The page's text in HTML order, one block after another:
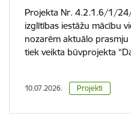
Projekta Nr. 4.2.1.6/1/
izglītības iestāžu mācību
nozarēm aktuālo prasmju
tiek veikta būvprojekta
10.07.2026. Projekti